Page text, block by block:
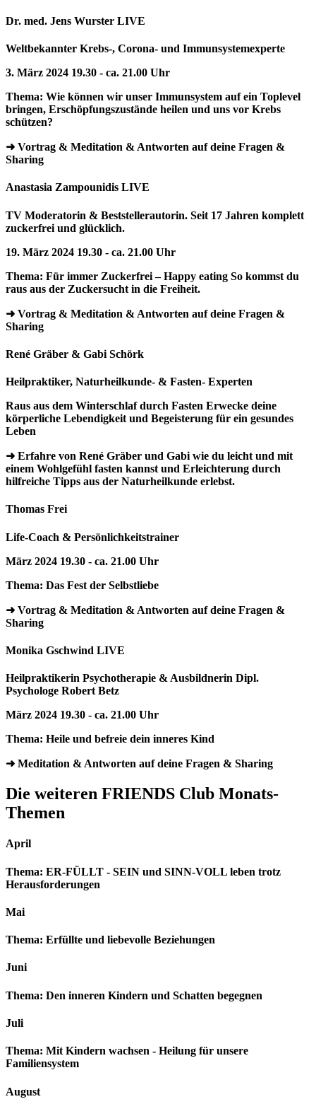
Dr. med. Jens Wurster LIVE
Weltbekannter Krebs-, Corona- und Immunsystemexperte
3. März 2024 19.30 - ca. 21.00 Uhr
Thema: Wie können wir unser Immunsystem auf ein Toplevel
bringen, Erschöpfungszustände heilen und uns vor Krebs
schützen?
➜ Vortrag & Meditation & Antworten auf deine Fragen &
Sharing
Anastasia Zampounidis LIVE
TV Moderatorin & Beststellerautorin. Seit 17 Jahren komplett
zuckerfrei und glücklich.
19. März 2024 19.30 - ca. 21.00 Uhr
Thema: Für immer Zuckerfrei – Happy eating So kommst du
raus aus der Zuckersucht in die Freiheit.
➜ Vortrag & Meditation & Antworten auf deine Fragen &
Sharing
René Gräber & Gabi Schörk
Heilpraktiker, Naturheilkunde- & Fasten- Experten
Raus aus dem Winterschlaf durch Fasten Erwecke deine
körperliche Lebendigkeit und Begeisterung für ein gesundes
Leben
➜ Erfahre von René Gräber und Gabi wie du leicht und mit
einem Wohlgefühl fasten kannst und Erleichterung durch
hilfreiche Tipps aus der Naturheilkunde erlebst.
Thomas Frei
Life-Coach & Persönlichkeitstrainer
März 2024 19.30 - ca. 21.00 Uhr
Thema: Das Fest der Selbstliebe
➜ Vortrag & Meditation & Antworten auf deine Fragen &
Sharing
Monika Gschwind LIVE
Heilpraktikerin Psychotherapie & Ausbildnerin Dipl.
Psychologe Robert Betz
März 2024 19.30 - ca. 21.00 Uhr
Thema: Heile und befreie dein inneres Kind
➜ Meditation & Antworten auf deine Fragen & Sharing
Die weiteren FRIENDS Club Monats-
Themen
April
Thema: ER-FÜLLT - SEIN und SINN-VOLL leben trotz
Herausforderungen
Mai
Thema: Erfüllte und liebevolle Beziehungen
Juni
Thema: Den inneren Kindern und Schatten begegnen
Juli
Thema: Mit Kindern wachsen - Heilung für unsere
Familiensystem
August